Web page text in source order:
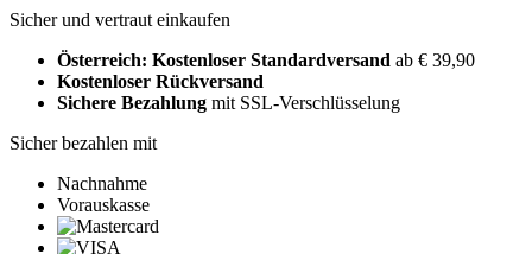
Sicher und vertraut einkaufen
Österreich: Kostenloser Standardversand ab € 39,90
Kostenloser Rückversand
Sichere Bezahlung mit SSL-Verschlüsselung
Sicher bezahlen mit
Nachnahme
Vorauskasse